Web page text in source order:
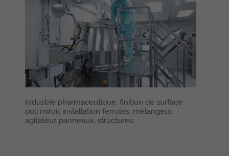
Industrie pharmaceutique, finition de surface
poli miroir, installation ferrules, mélangeur,
agitateur, panneaux, structures.